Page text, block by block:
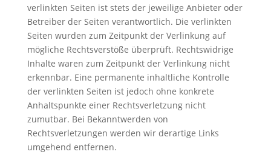
verlinkten Seiten ist stets der jeweilige Anbieter oder
Betreiber der Seiten verantwortlich. Die verlinkten
Seiten wurden zum Zeitpunkt der Verlinkung auf
mögliche Rechtsverstöße überprüft. Rechtswidrige
Inhalte waren zum Zeitpunkt der Verlinkung nicht
erkennbar. Eine permanente inhaltliche Kontrolle
der verlinkten Seiten ist jedoch ohne konkrete
Anhaltspunkte einer Rechtsverletzung nicht
zumutbar. Bei Bekanntwerden von
Rechtsverletzungen werden wir derartige Links
umgehend entfernen.